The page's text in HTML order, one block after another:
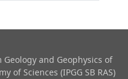
and Geophysics​ of
of Sciences (IPGG SB RAS)